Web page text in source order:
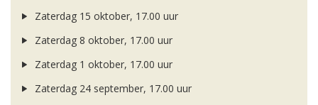
Zaterdag 15 oktober, 17.00 uur
Zaterdag 8 oktober, 17.00 uur
Zaterdag 1 oktober, 17.00 uur
Zaterdag 24 september, 17.00 uur